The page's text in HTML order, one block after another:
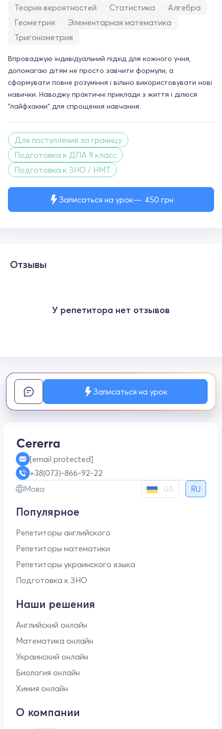
Записаться на урок 450 грн
Теория вероятностей Статистика
Алгебра
Геометрия
Элементарная математика
Тригонометрия
Впроваджую індивідуальний підхід для кожного учня,
допомагаю дітям не просто завчити формули, а
сформувати повне розуміння і вільно використовувати нові
навички. Наводжу практичні приклади з життя і ділюся
"лайфхакми" для спрощення навчання.
Для поступления за границу
Подготовка к ДПА 9 класс
Подготовка к ЗНО / НМТ
Отзывы
У репетитора нет отзывов
Записаться на урок
[email protected]
+38(073)-866-92-22
Мова
UA RU
Популярное
Репетиторы английского
Репетиторы математики
Репетиторы украинского языка
Подготовка к ЗНО
Наши решения
Английский онлайн
Математика онлайн
Украинский онлайн
Биология онлайн
Химия онлайн
О компании